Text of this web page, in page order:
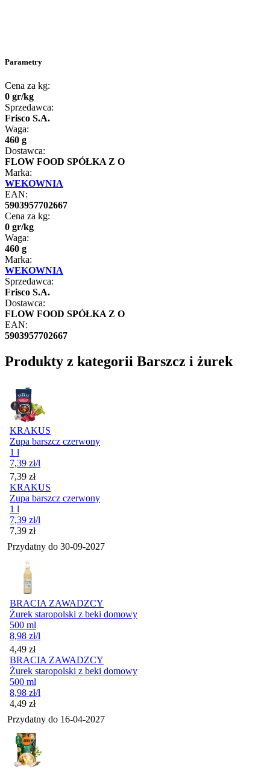
Parametry
Cena za kg:
0 gr/kg
Sprzedawca:
Frisco S.A.
Waga:
460 g
Dostawca:
FLOW FOOD SPÓŁKA Z O
Marka:
WEKOWNIA
EAN:
5903957702667
Cena za kg:
0 gr/kg
Waga:
460 g
Marka:
WEKOWNIA
Sprzedawca:
Frisco S.A.
Dostawca:
FLOW FOOD SPÓŁKA Z O
EAN:
5903957702667
Produkty z kategorii Barszcz i żurek
KRAKUS
Zupa barszcz czerwony
1 l
7,39 zł/l
Cena
7,39 zł
KRAKUS
Zupa barszcz czerwony
1 l
7,39 zł/l
Cena
7,39 zł
Przydatny do 30-09-2027
BRACIA ZAWADZCY
Żurek staropolski z beki domowy
500 ml
8,98 zł/l
Cena
4,49 zł
BRACIA ZAWADZCY
Żurek staropolski z beki domowy
500 ml
8,98 zł/l
Cena
4,49 zł
Przydatny do 16-04-2027